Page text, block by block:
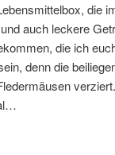
die
auch leckere
die ich
denn die